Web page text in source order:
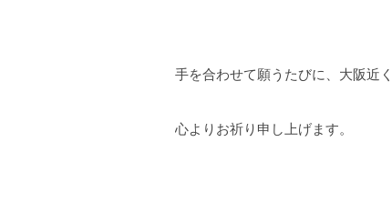
手を合わせて願うたびに、大阪近
心よりお祈り申し上げます。